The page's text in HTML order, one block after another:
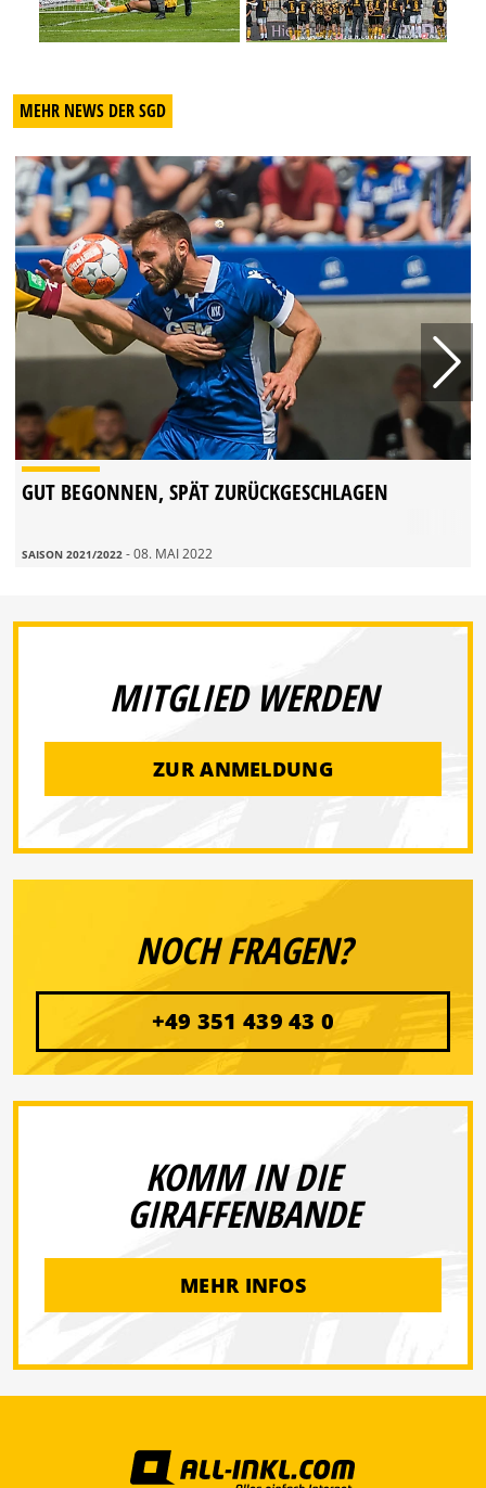
MEHR NEWS DER SGD
GUT BEGONNEN, SPÄT ZURÜCKGESCHLAGEN
SAISON 2021/2022 - 08. MAI 2022
MITGLIED WERDEN
ZUR ANMELDUNG
NOCH FRAGEN?
+49 351 439 43 0
KOMM IN DIE
GIRAFFENBANDE
MEHR INFOS